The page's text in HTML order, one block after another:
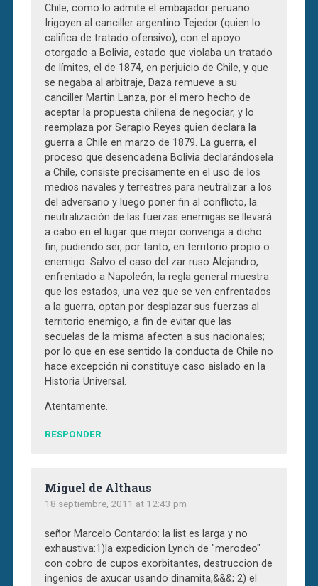
Chile, como lo admite el embajador peruano
Irigoyen al canciller argentino Tejedor (quien lo
califica de tratado ofensivo), con el apoyo
otorgado a Bolivia, estado que violaba un tratado
de límites, el de 1874, en perjuicio de Chile, y que
se negaba al arbitraje, Daza remueve a su
canciller Martin Lanza, por el mero hecho de
aceptar la propuesta chilena de negociar, y lo
reemplaza por Serapio Reyes quien declara la
guerra a Chile en marzo de 1879. La guerra, el
proceso que desencadena Bolivia declarándosela
a Chile, consiste precisamente en el uso de los
medios navales y terrestres para neutralizar a los
del adversario y luego poner fin al conflicto, la
neutralización de las fuerzas enemigas se llevará
a cabo en el lugar que mejor convenga a dicho
fin, pudiendo ser, por tanto, en territorio propio o
enemigo. Salvo el caso del zar ruso Alejandro,
enfrentado a Napoleón, la regla general muestra
que los estados, una vez que se ven enfrentados
a la guerra, optan por desplazar sus fuerzas al
territorio enemigo, a fin de evitar que las
secuelas de la misma afecten a sus nacionales;
por lo que en ese sentido la conducta de Chile no
hace excepción ni constituye caso aislado en la
Historia Universal.
Atentamente.
RESPONDER
Miguel de Althaus
18 septiembre, 2011 at 12:43 pm
señor Marcelo Contardo: la list es larga y no
exhaustiva:1)la expedicion Lynch de "merodeo"
con cobro de cupos exorbitantes, destruccion de
ingenios de axucar usando dinamita,&&&; 2) el